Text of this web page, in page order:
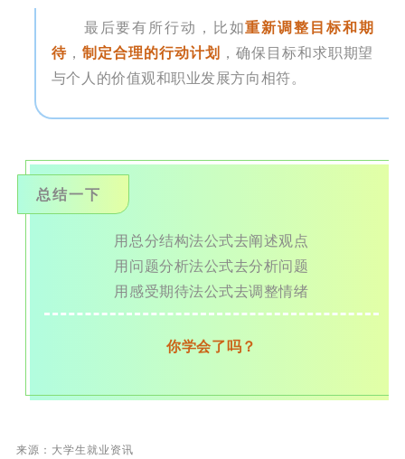
最后要有所行动，比如重新调整目标和期
待， 制定合理的行动计划 ，确保目标和求职期望
与个人的价值观和职业发展方向相符。
总结一下
用总分结构法公式去阐述观点
用问题分析法公式去分析问题
用感受期待法公式去调整情绪
你学会了吗？
来源 ： 大学生就业资讯